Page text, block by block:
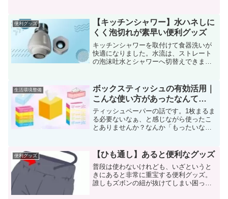
ましたら、参考にしていただければ幸い
です。
便利グッズ
【キッチンシャワー】水ハネしに
くく泡切れが素早い便利グッズ
キッチンシャワーを取付けて食器洗いが
快適になりました。水流は、ストレート
の泡沫吐水とシャワーへ切替えできま
生活環境整備
ボックスティッシュの有効活用｜
こんな使い方があったなんて…
ティッシュペーパーの話です。1枚まるま
る必要ないなぁ、と感じながら使ったこ
とありませんか？なんか「もったいない
「ちょっと使い」での、もったいない感
も消え、とても重宝しています。
便利グッズ 【ひも通し】あると便利なグッズ
普段は使わないけれども、いざというと
きにあると非常に重宝する便利グッズ。
誰しもズボンの紐が抜けてしまい困った